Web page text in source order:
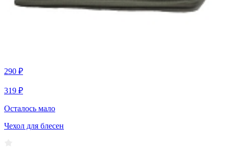
290 ₽
319 ₽
Осталось мало
Чехол для блесен